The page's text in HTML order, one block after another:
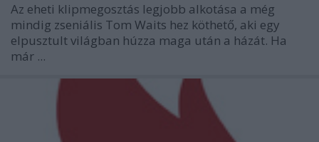
Az eheti klipmegosztás legjobb alkotása a még
mindig zseniális Tom Waits hez köthető, aki egy
elpusztult világban húzza maga után a házát. Ha
már ...